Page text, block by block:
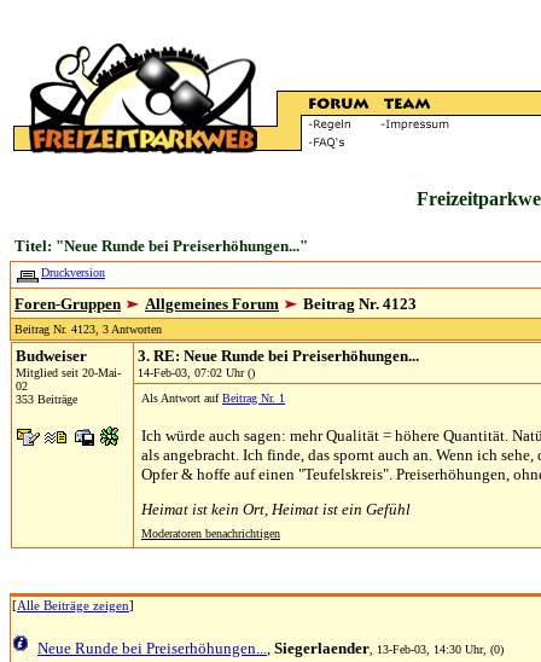
Titel: "Neue Runde bei Preiserhöhungen..."
Druckversion
Foren-Gruppen Allgemeines Forum Beitrag Nr. 4123
Beitrag Nr. 4123, 3 Antworten
Budweiser
Mitglied seit 20-Mai-
02
353 Beiträge
3. RE: Neue Runde bei Preiserhöhungen...
14-Feb-03, 07:02 Uhr ()
Als Antwort aufBeitrag Nr. 1
Ich würde auch sagen: mehr Qualität = höhere Quantität.
als angebracht. Ich finde, das spornt auch an. Wenn ich
Opfer & hoffe auf einen "Teufelskreis". Preiserhöhungen,
Heimat ist kein Ort, Heimat ist ein Gefühl
Moderatoren benachrichtigen
[Alle Beiträge zeigen]
Neue Runde bei Preiserhöhungen..., Siegerlaender , 13-Feb-03, 14:30 Uhr, (0)